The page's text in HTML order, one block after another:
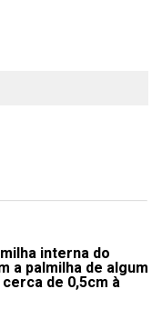
interna do
a palmilha de algum
de 0,5cm à